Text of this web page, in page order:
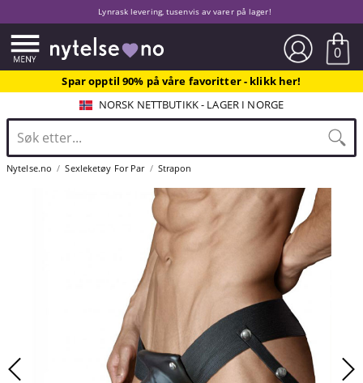
Lynrask levering, tusenvis av varer på lager!
0
Spar opptil 90% på våre favoritter - klikk her!
NORSK NETTBUTIKK - LAGER I NORGE
Nytelse.no Sexleketøy For Par Strapon